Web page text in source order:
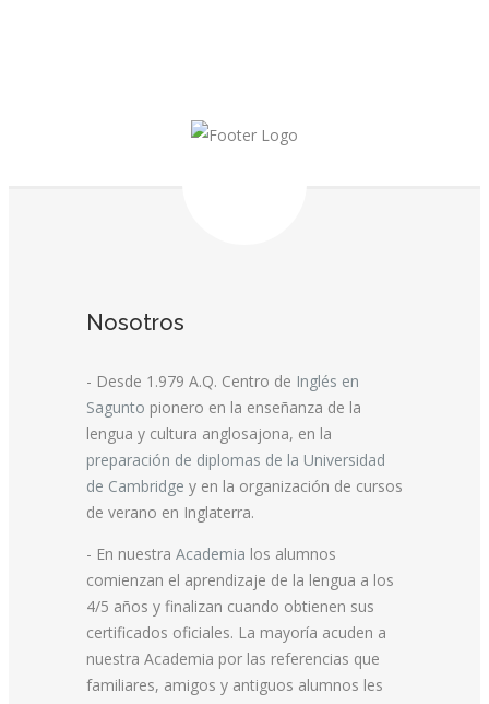
Nosotros
- Desde 1.979 A.Q. Centro de Inglés en
Sagunto pionero en la enseñanza de la
lengua y cultura anglosajona, en la
preparación de diplomas de la Universidad
de Cambridge y en la organización de cursos
de verano en Inglaterra.
- En nuestra Academia los alumnos
comienzan el aprendizaje de la lengua a los
4/5 años y finalizan cuando obtienen sus
certificados oficiales. La mayoría acuden a
nuestra Academia por las referencias que
familiares, amigos y antiguos alumnos les